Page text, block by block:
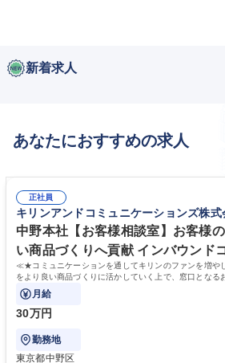
新着求人
あなたにおすすめの求人
正社員
キリンアンドコミュニケーションズ株式
中野本社【お客様相談室】お客様
い商品づくりへ貢献 インバウンド
≪★コミュニケーションを通してキリンのファンを増
をより良い商品づくりに活かしていく上で、窓口となる
月給
30万円
勤務地
東京都中野区